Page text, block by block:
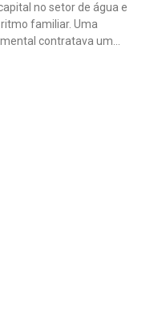
no setor de água e
familiar. Uma
contratava um